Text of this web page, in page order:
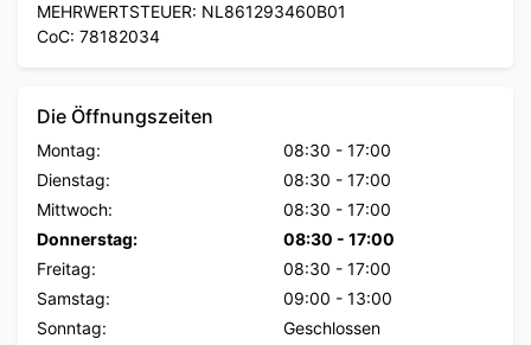
MEHRWERTSTEUER: NL861293460B01
CoC: 78182034
Die Öffnungszeiten
Montag: 08:30 - 17:00
Dienstag:
08:30 - 17:00
Mittwoch:
08:30 - 17:00
Donnerstag:
08:30 - 17:00
Freitag:
08:30 - 17:00
Samstag:
09:00 - 13:00
Sonntag:
Geschlossen